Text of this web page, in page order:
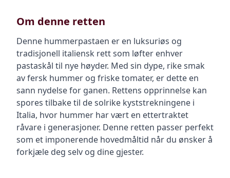
Om denne retten
Denne hummerpastaen er en luksuriøs og
tradisjonell italiensk rett som løfter enhver
pastaskål til nye høyder. Med sin dype, rike smak
av fersk hummer og friske tomater, er dette en
sann nydelse for ganen. Rettens opprinnelse kan
spores tilbake til de solrike kyststrekningene i
Italia, hvor hummer har vært en ettertraktet
råvare i generasjoner. Denne retten passer perfekt
som et imponerende hovedmåltid når du ønsker å
forkjæle deg selv og dine gjester.